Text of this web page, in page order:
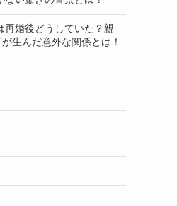
再婚後どうしていた？親
生んだ意外な関係とは！